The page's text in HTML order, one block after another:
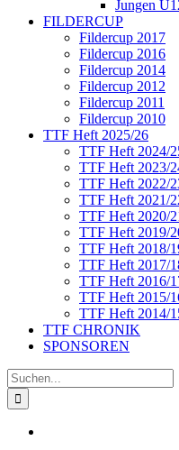
Jungen
FILDERCUP
Fildercup 2017
Fildercup 2016
Fildercup 2014
Fildercup 2012
Fildercup 2011
Fildercup 2010
TTF Heft 2025/26
TTF Heft 2024/
TTF Heft 2023/
TTF Heft 2022/
TTF Heft 2021/
TTF Heft 2020/
TTF Heft 2019/
TTF Heft 2018/
TTF Heft 2017/
TTF Heft 2016/
TTF Heft 2015/
TTF Heft 2014/
TTF CHRONIK
SPONSOREN
Suche
nach: